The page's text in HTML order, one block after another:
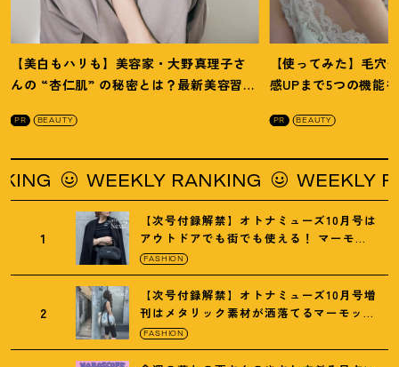
【美白もハリも】美容家・大野真理子さ
んの “杏仁肌” の秘密とは ？ 最新美容習慣
PR BEAUTY
【使ってみた】毛穴
感UPまで5つの機能
PR BEAUTY
RANKING WEEKLY RANKING
1
【次号付録解禁】オトナミューズ10月号は
アウトドアでも街でも使える ！ マーモッ
トの黒ショルダー
FASHION
2
【次号付録解禁】オトナミューズ10月号増
刊はメタリック素材が洒落てるマーモット
の保冷バッグ
FASHION